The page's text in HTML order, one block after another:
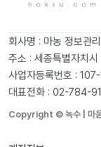
회사명 : 마농 정보관
주소 : 세종특별자치
사업자등록번호 :
대표전화 : 02-784-
Copyright © 녹수 | 마